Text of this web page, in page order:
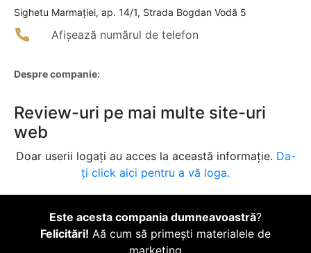
Sighetu Marmaţiei, ap. 14/1, Strada Bogdan Vodă 5
Afișează numărul de telefon
Despre companie:
Review-uri pe mai multe site-uri
web
Doar userii logați au acces la această informație. Da-
ți click aici pentru a vă loga.
Este acesta compania dumneavoastră?
Felicitări! Aă cum să primești materialele de